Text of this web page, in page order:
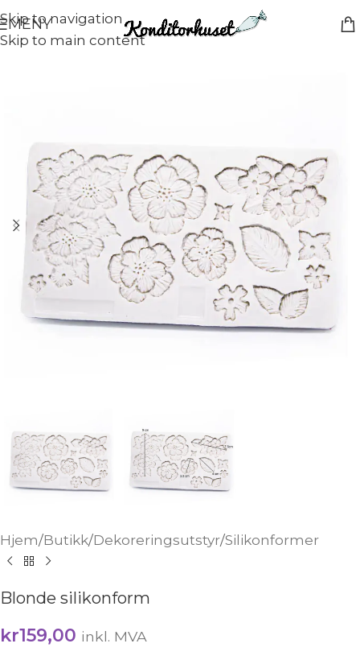
Skip to navigation
Skip to main content
MENY
Hjem/Butikk/Dekoreringsutstyr/Silikonformer
Blonde silikonform
kr159,00 inkl. MVA